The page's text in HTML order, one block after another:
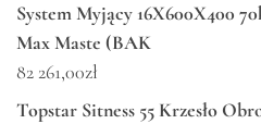
System Myjący 16X600X400
Max Maste (BAK
82 261,00zł
Topstar Sitness 55 Krzesło